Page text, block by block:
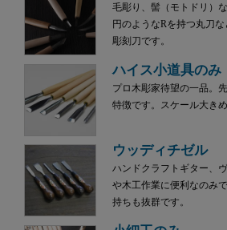
毛彫り、髻（モトドリ）
円のようなRを持つ丸刀
彫刻刀です。
ハイス小道具のみ
プロ木彫家待望の一品。
特徴です。スケール大き
ウッディチゼル
ハンドクラフトギター、
や木工作業に便利なのみ
持ちも抜群です。